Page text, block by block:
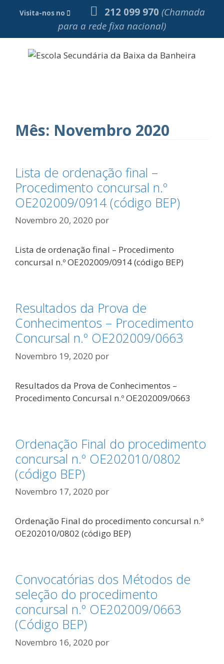
Visita-nos no 212 099 970 (Chamada
para a rede fixa nacional)
Mês: Novembro 2020
Lista de ordenação final –
Procedimento concursal n.º
OE202009/0914 (código BEP)
Novembro 20, 2020 por
Lista de ordenação final – Procedimento
concursal n.º OE202009/0914 (código BEP)
Resultados da Prova de
Conhecimentos – Procedimento
Concursal n.º OE202009/0663
Novembro 19, 2020 por
Resultados da Prova de Conhecimentos –
Procedimento Concursal n.º OE202009/0663
Ordenação Final do procedimento
concursal n.º OE202010/0802
(código BEP)
Novembro 17, 2020 por
Ordenação Final do procedimento concursal n.º
OE202010/0802 (código BEP)
Convocatórias dos Métodos de
seleção do procedimento
concursal n.º OE202009/0663
(Código BEP)
Novembro 16, 2020 por